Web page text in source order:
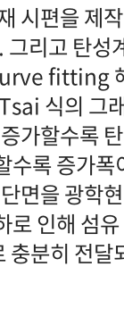
편을 제
그리고 탄
fitting
식의 그
할수록
수록 증가
면을 광학
로 인해 섬
분히 전